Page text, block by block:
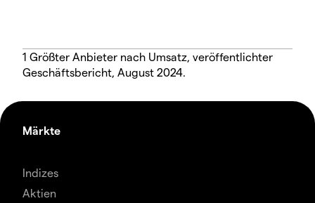
1 Größter Anbieter nach Umsatz, veröffentlichter
Geschäftsbericht, August 2024.
Märkte
Indizes
Aktien